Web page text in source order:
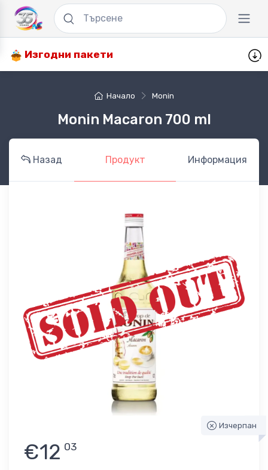
Изгодни пакети
Начало Monin
Monin Macaron 700 ml
Назад Продукт Информация
Изчерпан
€12 03